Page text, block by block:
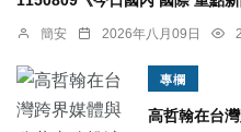
簡安 2026年八月09日
專欄
高哲翰在台